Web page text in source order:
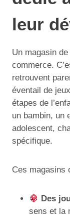
leur
Un magasin
commerce.
retrouvent
éventail de
étapes de
un bambin, un
adolescent,
spécifique.
Ces magasins
Des
sens et la